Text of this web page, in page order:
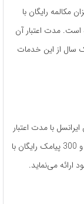
مکالمه رایگان با
گرفته شده است. مدت اعتبار آن
سال از این خدمات
رایگان ایرانسل با مدت اعتبار
3 ماه، 300 دقیقه مکالمه رایگان با خطوط داخل کشور و 300 پیامک رایگان با